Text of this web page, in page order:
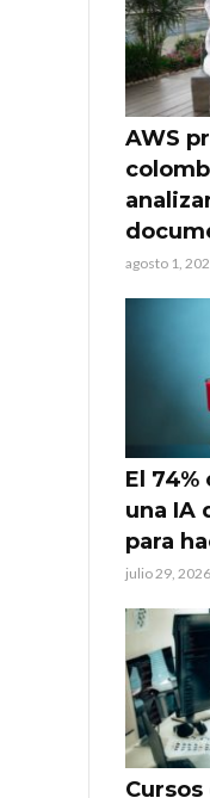
AWS
agosto 1,
El 74%
una IA
para
julio 29, 2026